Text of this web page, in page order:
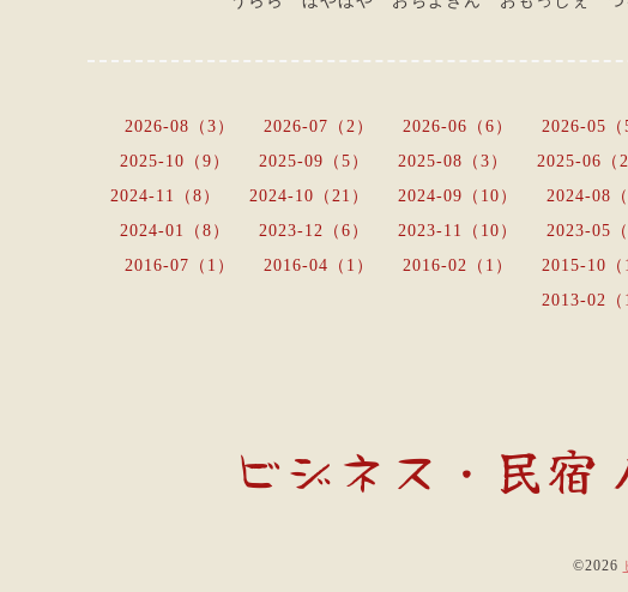
2026-08（3） 2026-07（2） 2026-06（6） 2026-05（
2025-10（9）
2025-09（5） 2025-08（3） 2025-06（2
2024-11（8）
2024-10（21） 2024-09（10） 2024-08（
2024-01（8）
2023-12（6） 2023-11（10） 2023-05（
2016-07（1）
2016-04（1） 2016-02（1） 2015-10（
2013-02（
ビジネス・民
©2026